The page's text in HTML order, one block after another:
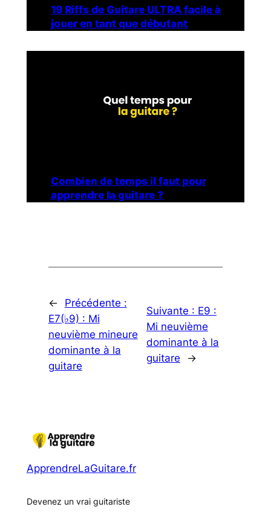
19 Riffs de Guitare ULTRA facile à
jouer en tant que débutant
Combien de temps il faut pour
apprendre la guitare ?
←
Précédente :
E7(♭9) : Mi
neuvième mineure
dominante à la
guitare
Suivante : E9 :
Mi neuvième
dominante à la
guitare
→
ApprendreLaGuitare.fr
Devenez un vrai guitariste